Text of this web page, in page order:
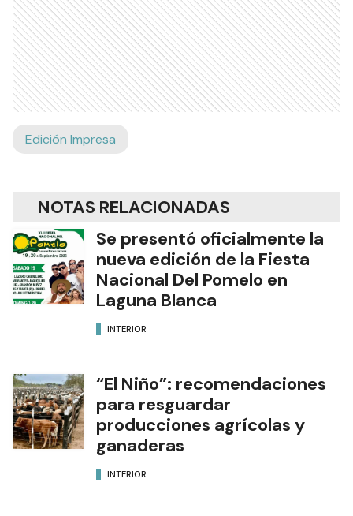
Edición Impresa
NOTAS RELACIONADAS
Se presentó oficialmente la
nueva edición de la Fiesta
Nacional Del Pomelo en
Laguna Blanca
INTERIOR
“El Niño”: recomendaciones
para resguardar
producciones agrícolas y
ganaderas
INTERIOR